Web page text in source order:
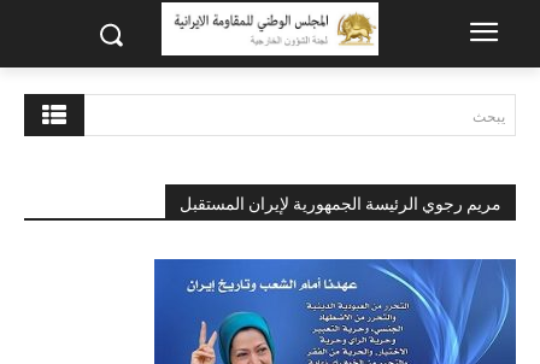
يبحث
مريم رجوي الرئيسة الجمهورية لإيران المستقبل